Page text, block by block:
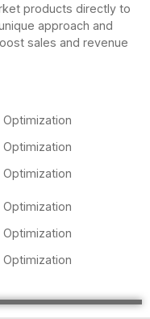
products directly to
approach and
sales and revenue
Optimization
Optimization
Optimization
Optimization
Optimization
Optimization